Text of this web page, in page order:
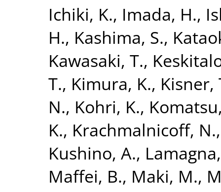
Ichiki, K., Imada, H.,
H., Kashima, S.,
Kawasaki, T.,
T., Kimura, K., Kisner,
N., Kohri, K.,
K., Krachmalnicoff, N.
Kushino, A.,
Maffei, B., Maki, M.,